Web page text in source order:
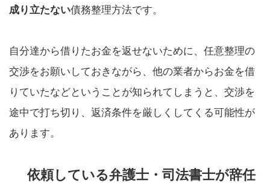
成り立たない債務整理方法です。
自分達から借りたお金を返せないために、任意整理の
交渉をお願いしておきながら、他の業者からお金を借
りていたなどということが知られてしまうと、交渉を
途中で打ち切り、返済条件を厳しくしてくる可能性が
あります。
依頼している弁護士・司法書士が辞任